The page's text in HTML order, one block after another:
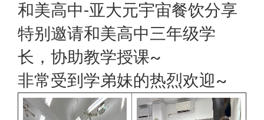
和美高中-亚大元宇宙餐饮分享
特别邀请和美高中三年级学
长，协助教学授课~
非常受到学弟妹的热烈欢迎~